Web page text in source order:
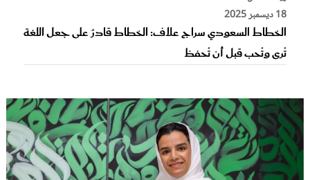
18 ديسمبر 2025
الخطاط السعودي سراج علاف: الخطاط قادرٌ على جعل اللغة
تُرى وتُحب قبل أن تُحفظ